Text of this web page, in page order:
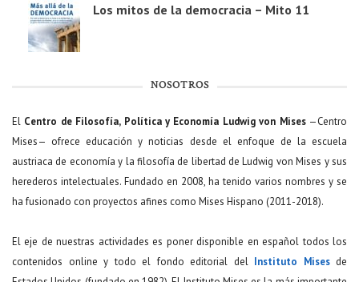
Los mitos de la democracia – Mito 11
NOSOTROS
El Centro de Filosofía, Política y Economía Ludwig von Mises—Centro
Mises— ofrece educación y noticias desde el enfoque de la escuela
austriaca de economía y la filosofía de libertad de Ludwig von Mises y sus
herederos intelectuales. Fundado en 2008, ha tenido varios nombres y se
ha fusionado con proyectos afines como Mises Hispano (2011-2018).
El eje de nuestras actividades es poner disponible en español todos los
contenidos online y todo el fondo editorial del Instituto Misesde